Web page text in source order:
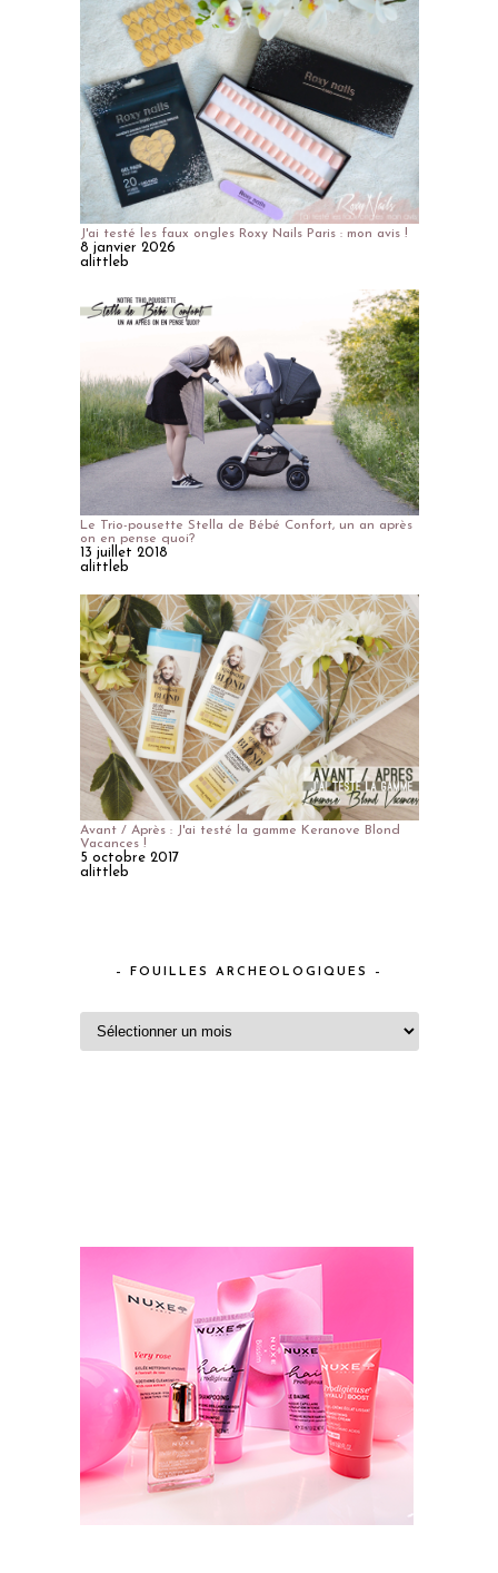
J'ai testé les faux ongles Roxy Nails Paris : mon avis !
8 janvier 2026
alittleb
Le Trio-pousette Stella de Bébé Confort, un an après
on en pense quoi?
13 juillet 2018
alittleb
Avant / Après : J'ai testé la gamme Keranove Blond
Vacances !
5 octobre 2017
alittleb
– FOUILLES ARCHEOLOGIQUES –